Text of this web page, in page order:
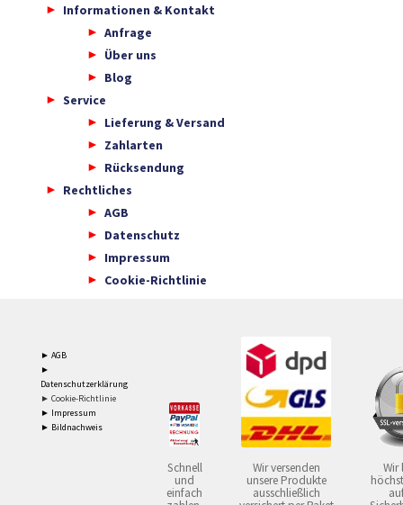
Informationen & Kontakt
Anfrage
Über uns
Blog
Service
Lieferung & Versand
Zahlarten
Rücksendung
Rechtliches
AGB
Datenschutz
Impressum
Cookie-Richtlinie
► AGB
►
Datenschutzerklärung
► Cookie-Richtlinie
► Impressum
► Bildnachweis
Schnell
und
einfach
Wir versenden
unsere Produkte
ausschließlich
Wir